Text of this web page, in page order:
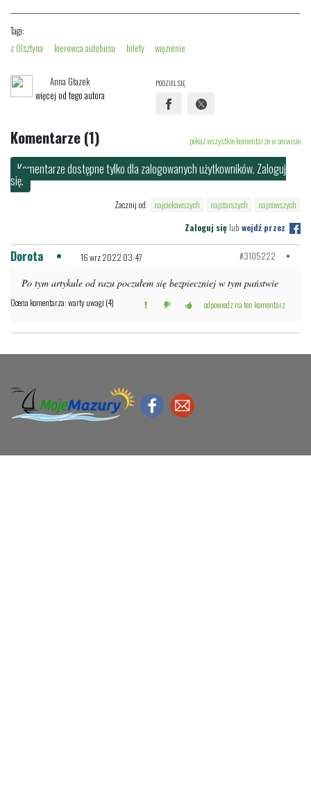
Tagi:
z Olsztyna
kierowca autobusu bilety więzienie
Anna Głazek
więcej od tego autora
PODZIEL SIĘ
Komentarze (1) pokaż wszystkie komentarze w serwisie
Komentarze dostępne tylko dla zalogowanych użytkowników. Zaloguj
się.
Zacznij od: najciekawszych najstarszych najnowszych
Zaloguj się lub wejdź przez
Dorota #3105222
16 wrz 2022 03:47
Po tym artykule od razu poczułem się bezpieczniej w tym państwie
Ocena komentarza: warty uwagi (4) odpowiedz na ten komentarz